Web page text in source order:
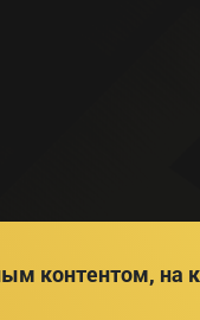
контентом, на